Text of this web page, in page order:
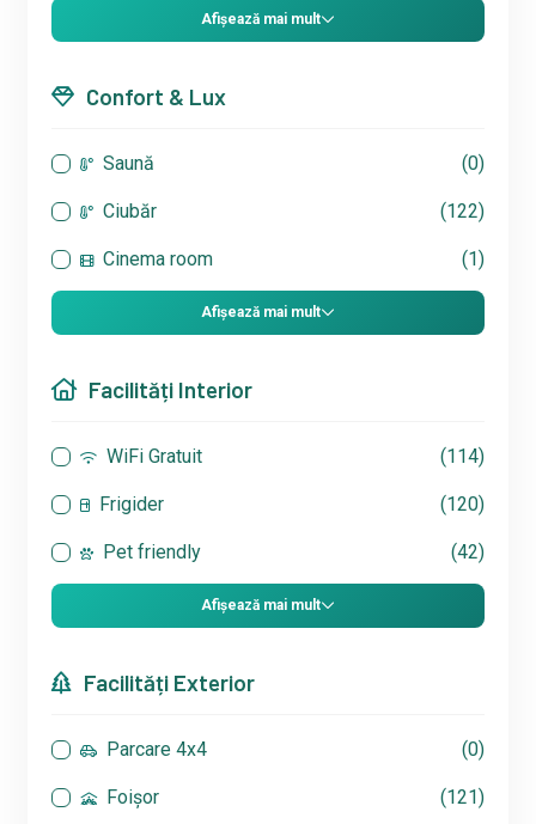
Afișează mai mult
Confort & Lux
Saună (0)
Ciubăr (122)
Cinema room (1)
Afișează mai mult
Facilități Interior
WiFi Gratuit (114)
Frigider (120)
Pet friendly (42)
Afișează mai mult
Facilități Exterior
Parcare 4x4 (0)
Foișor (121)